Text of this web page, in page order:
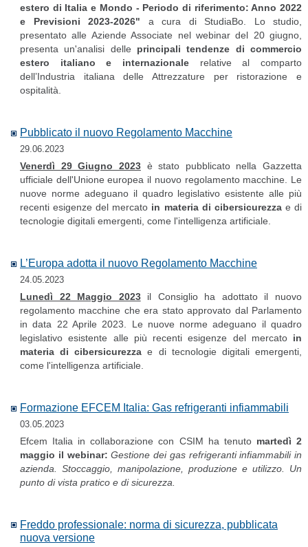
estero di Italia e Mondo - Periodo di riferimento: Anno 2022
e Previsioni 2023-2026" a cura di StudiaBo.
Lo studio,
presentato alle Aziende Associate nel webinar del 20 giugno,
presenta un'analisi delle principali tendenze di commercio
estero italiano e internazionale relative al comparto
dell’Industria italiana delle Attrezzature per ristorazione e
ospitalità.
Pubblicato il nuovo Regolamento Macchine
29.06.2023
Venerdì 29 Giugno 2023è stato pubblicato nella Gazzetta
ufficiale dell'Unione europea il nuovo regolamento macchine. Le
nuove norme adeguano il quadro legislativo esistente alle più
recenti esigenze del mercato in materia di cibersicurezza e di
tecnologie digitali emergenti, come l'intelligenza artificiale.
L’Europa adotta il nuovo Regolamento Macchine
24.05.2023
Lunedì 22 Maggio 2023il Consiglio ha adottato il nuovo
regolamento macchine che era stato approvato dal Parlamento
in data 22 Aprile 2023. Le nuove norme adeguano il quadro
legislativo esistente alle più recenti esigenze del mercato in
materia di cibersicurezzae di tecnologie digitali emergenti,
come l'intelligenza artificiale.
Formazione EFCEM Italia: Gas refrigeranti infiammabili
03.05.2023
Efcem Italia in collaborazione con CSIM ha tenuto martedì 2
maggio il webinar:Gestione dei gas refrigeranti infiammabili in
azienda. Stoccaggio, manipolazione, produzione e utilizzo. Un
punto di vista pratico e di sicurezza.
Freddo professionale: norma di sicurezza, pubblicata
nuova versione